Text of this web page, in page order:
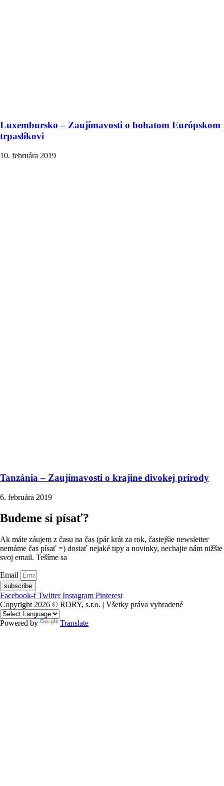
Luxembursko – Zaujímavosti o bohatom Európskom
trpaslíkovi
10. februára 2019
Tanzánia – Zaujímavosti o krajine divokej prírody
6. februára 2019
Budeme si písať?
Ak máte záujem z času na čas (pár krát za rok, častejšie newsletter
nemáme čas písať =) dostať nejaké tipy a novinky, nechajte nám nižšie
svoj email. Tešíme sa
Email
subscribe
Facebook-f Twitter Instagram Pinterest
Copyright 2026 © RORY, s.r.o. | Všetky práva vyhradené
Powered by Translate